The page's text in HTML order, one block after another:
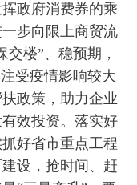
政府消费券的乘
步向限上商贸流
楼”、稳预期，
受疫情影响较大
政策，助力企业
效投资。落实好
好省市重点工程
设，抢时间、赶